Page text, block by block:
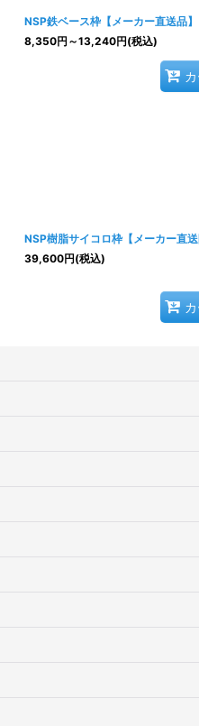
NSP鉄ベース枠【メーカー直送品】
8,350円 ～13,240円(税込)
NSP樹脂サイコロ枠【メーカー直送
39,600円(税込)